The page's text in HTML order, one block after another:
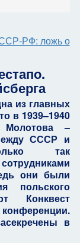
РФ: ложь о
из главных
в 1939–1940
Молотова –
СССР и
так
они были
польского
Конквест
конференции.
в